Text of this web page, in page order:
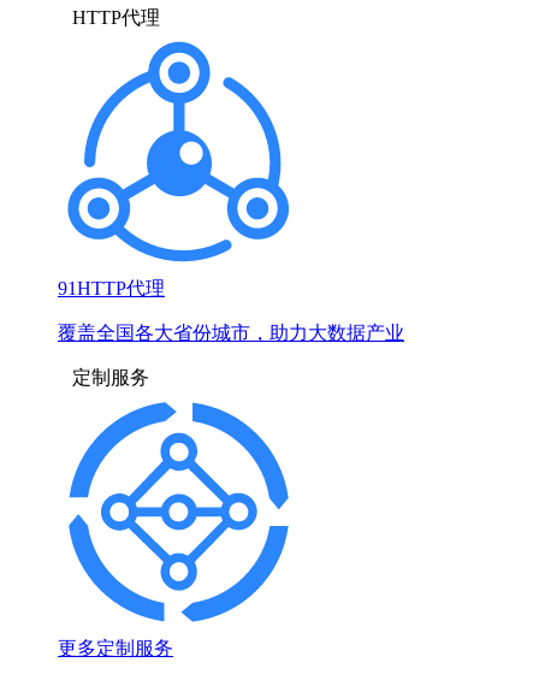
HTTP代理
91HTTP代理
覆盖全国各大省份城市，助力大数据产业
定制服务
更多定制服务